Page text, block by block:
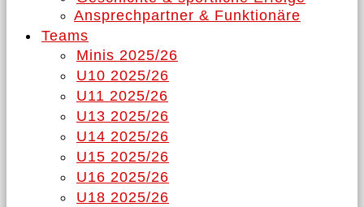
Ansprechpartner & Funktionäre
Teams
Minis 2025/26
U10 2025/26
U11 2025/26
U13 2025/26
U14 2025/26
U15 2025/26
U16 2025/26
U18 2025/26